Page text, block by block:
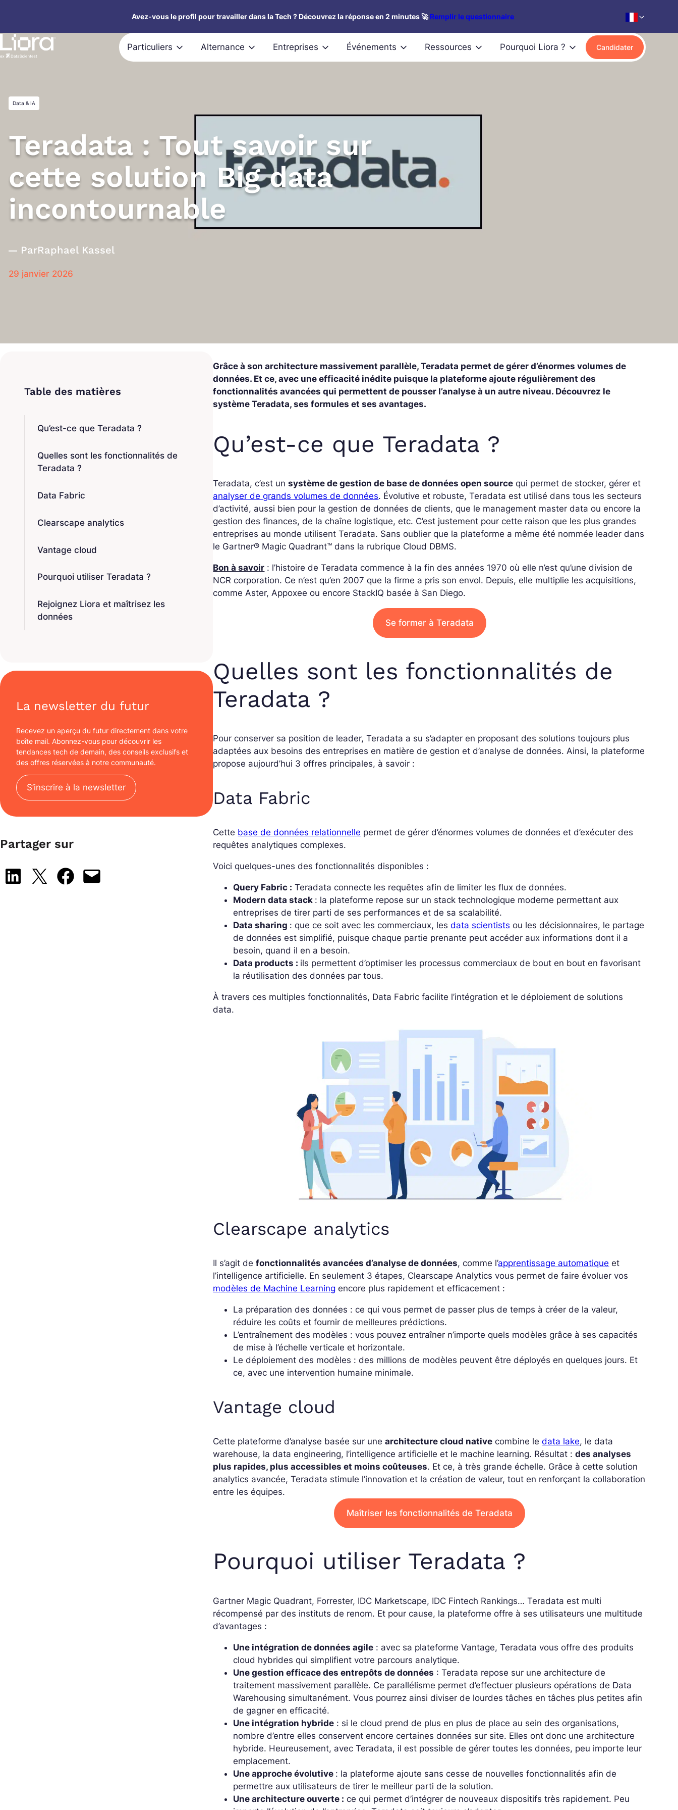
contenu
Avez-vous le profil pour travailler dans la Tech ? Découvrez la réponse en 2 minutes 🚀Remplir le questionnaire
Particuliers Alternance Entreprises Événements Ressources Pourquoi Liora ? Candidater
Data & IA
Teradata : Tout savoir sur
cette solution Big data
incontournable
ParRaphael Kassel
29 janvier 2026
Qu’est-ce que Teradata ?
Quelles sont les fonctionnalités de
Teradata ?
Data Fabric
Clearscape analytics
Vantage cloud
Pourquoi utiliser Teradata ?
Rejoignez Liora et maîtrisez les
données
La newsletter du futur
Recevez un aperçu du futur directement dans votre
boîte mail. Abonnez-vous pour découvrir les
tendances tech de demain, des conseils exclusifs et
des offres réservées à notre communauté.
S’inscrire à la newsletter
Partager sur
Share on LinkedIn
Share on X Share on Facebook
Email this Page
Grâce à son architecture massivement parallèle, Teradata permet de gérer d’énormes volumes de
données. Et ce, avec une efficacité inédite puisque la plateforme ajoute régulièrement des
fonctionnalités avancées qui permettent de pousser l’analyse à un autre niveau. Découvrez le
système Teradata, ses formules et ses avantages.
Qu’est-ce que Teradata ?
Teradata, c’est unsystème de gestion de base de données open source qui permet de stocker, gérer et
analyser de grands volumes de données. Évolutive et robuste, Teradata est utilisé dans tous les secteurs
d’activité, aussi bien pour la gestion de données de clients, que le management master data ou encore la
gestion des finances, de la chaîne logistique, etc. C’est justement pour cette raison que les plus grandes
entreprises au monde utilisent Teradata. Sans oublier que la plateforme a même été nommée leader dans
le Gartner® Magic Quadrant™ dans la rubrique Cloud DBMS.
Bon à savoir : l’histoire de Teradata commence à la fin des années 1970 où elle n’est qu’une division de
NCR corporation. Ce n’est qu’en 2007 que la firme a pris son envol. Depuis, elle multiplie les acquisitions,
comme Aster, Appoxee ou encore StackIQ basée à San Diego.
Se former à Teradata
Quelles sont les fonctionnalités de
Teradata ?
Pour conserver sa position de leader, Teradata a su s’adapter en proposant des solutions toujours plus
adaptées aux besoins des entreprises en matière de gestion et d’analyse de données. Ainsi, la plateforme
propose aujourd’hui 3 offres principales, à savoir :
Data Fabric
Cette base de données relationnelle permet de gérer d’énormes volumes de données et d’exécuter des
requêtes analytiques complexes.
Voici quelques-unes des fonctionnalités disponibles :
Query Fabric : Teradata connecte les requêtes afin de limiter les flux de données.
Modern data stack : la plateforme repose sur un stack technologique moderne permettant aux
entreprises de tirer parti de ses performances et de sa scalabilité.
Data sharing : que ce soit avec les commerciaux, lesdata scientists ou les décisionnaires, le partage
de données est simplifié, puisque chaque partie prenante peut accéder aux informations dont il a
besoin, quand il en a besoin.
Data products : ils permettent d’optimiser les processus commerciaux de bout en bout en favorisant
la réutilisation des données par tous.
À travers ces multiples fonctionnalités, Data Fabric facilite l’intégration et le déploiement de solutions
data.
Clearscape analytics
Il s’agit defonctionnalités avancées d’analyse de données, comme l’apprentissage automatique et
l’intelligence artificielle. En seulement 3 étapes, Clearscape Analytics vous permet de faire évoluer vos
modèles de Machine Learning encore plus rapidement et efficacement :
La préparation des données : ce qui vous permet de passer plus de temps à créer de la valeur,
réduire les coûts et fournir de meilleures prédictions.
L’entraînement des modèles : vous pouvez entraîner n’importe quels modèles grâce à ses capacités
de mise à l’échelle verticale et horizontale.
Le déploiement des modèles : des millions de modèles peuvent être déployés en quelques jours. Et
ce, avec une intervention humaine minimale.
Vantage cloud
Cette plateforme d’analyse basée sur unearchitecture cloud native combine ledata lake, le data
warehouse, la data engineering, l’intelligence artificielle et le machine learning. Résultat :des analyses
plus rapides, plus accessibles et moins coûteuses. Et ce, à très grande échelle. Grâce à cette solution
analytics avancée, Teradata stimule l’innovation et la création de valeur, tout en renforçant la collaboration
entre les équipes.
Maîtriser les fonctionnalités de Teradata
Pourquoi utiliser Teradata ?
Gartner Magic Quadrant, Forrester, IDC Marketscape, IDC Fintech Rankings… Teradata est multi
récompensé par des instituts de renom. Et pour cause, la plateforme offre à ses utilisateurs une multitude
d’avantages :
Une intégration de données agile : avec sa plateforme Vantage, Teradata vous offre des produits
cloud hybrides qui simplifient votre parcours analytique.
Une gestion efficace des entrepôts de données : Teradata repose sur une architecture de
traitement massivement parallèle. Ce parallélisme permet d’effectuer plusieurs opérations de Data
Warehousing simultanément. Vous pourrez ainsi diviser de lourdes tâches en tâches plus petites afin
de gagner en efficacité.
Une intégration hybride : si le cloud prend de plus en plus de place au sein des organisations,
nombre d’entre elles conservent encore certaines données sur site. Elles ont donc une architecture
hybride. Heureusement, avec Teradata, il est possible de gérer toutes les données, peu importe leur
emplacement.
Une approche évolutive : la plateforme ajoute sans cesse de nouvelles fonctionnalités afin de
permettre aux utilisateurs de tirer le meilleur parti de la solution.
Une architecture ouverte : ce qui permet d’intégrer de nouveaux dispositifs très rapidement. Peu